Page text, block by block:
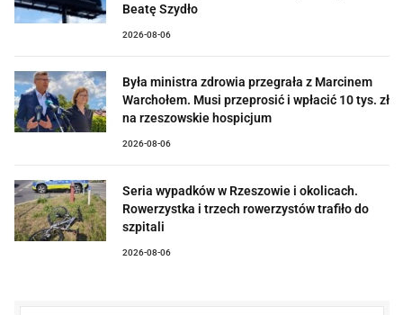
Beatę Szydło
2026-08-06
Była ministra zdrowia przegrała z Marcinem
Warchołem. Musi przeprosić i wpłacić 10 tys. zł
na rzeszowskie hospicjum
2026-08-06
Seria wypadków w Rzeszowie i okolicach.
Rowerzystka i trzech rowerzystów trafiło do
szpitali
2026-08-06